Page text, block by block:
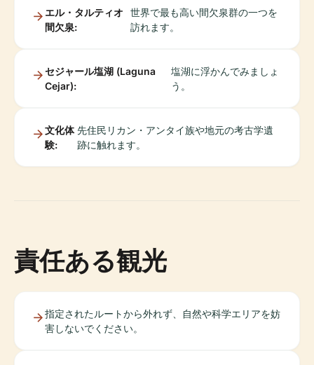
エル・タルティオ
間欠泉:
世界で最も高い間欠泉群の一つを
訪れます。
セジャール塩湖 (Laguna
Cejar):
塩湖に浮かんでみましょ
う。
文化体
験:
先住民リカン・アンタイ族や地元の考古学遺
跡に触れます。
責任ある観光
指定されたルートから外れず、自然や科学エリアを妨
害しないでください。